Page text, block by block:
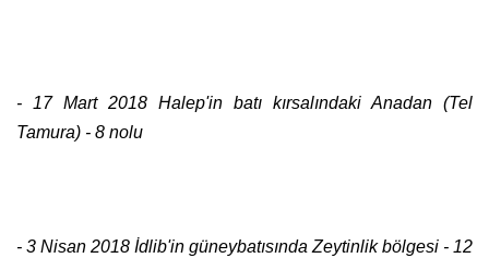
- 17 Mart 2018 Halep'in batı kırsalındaki Anadan (Tel
Tamura) - 8 nolu
- 3 Nisan 2018 İdlib'in güneybatısında Zeytinlik bölgesi - 12